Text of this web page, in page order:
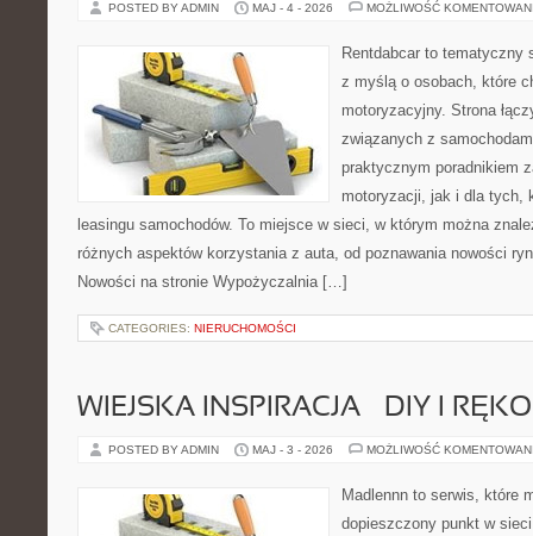
POSTED BY ADMIN MAJ - 4 - 2026 MOŻLIWOŚĆ
Rentdabcar to tematyczny
z myślą o osobach, które
motoryzacyjny. Strona
związanych z
praktycznym poradnikiem
motoryzacji, jak i dla tych,
leasingu samochodów. To miejsce w sieci, w którym można
różnych aspektów korzystania z auta, od poznawania nowości
Nowości na stronie Wypożyczalnia […]
CATEGORIES: NIERUCHOMOŚCI
WIEJSKA INSPIRACJA – DIY I
POSTED BY ADMIN MAJ - 3 - 2026 MOŻLIWOŚĆ
Madlennn to serwis, które
dopieszczony punkt w